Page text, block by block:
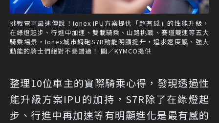
挑戰電車最速傳說！Ionex IPU方案提供「超有感」的性能升級，
在綠燈起步、行進中加速、雙載騎乘、山路挑戰、賽道競速等五大
騎乘場景，Ionex城市鋼砲S7R動能明顯提升，追求速度感、強大
動能的騎士們絕對不要錯過！ 圖／KYMCO提供
整理10位車主的實際騎乘心得，發現透過性
能升級方案IPU的加持，S7R除了在綠燈起
步、行進中再加速等有明顯進化是最有感的